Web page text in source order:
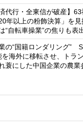
代行・全東信が破産】
年以上の粉飾決算」を
自転車操業”の焦りも表
の“国籍ロンダリング”
海外に移転させ、トラ
蓑にした中国企業の農業